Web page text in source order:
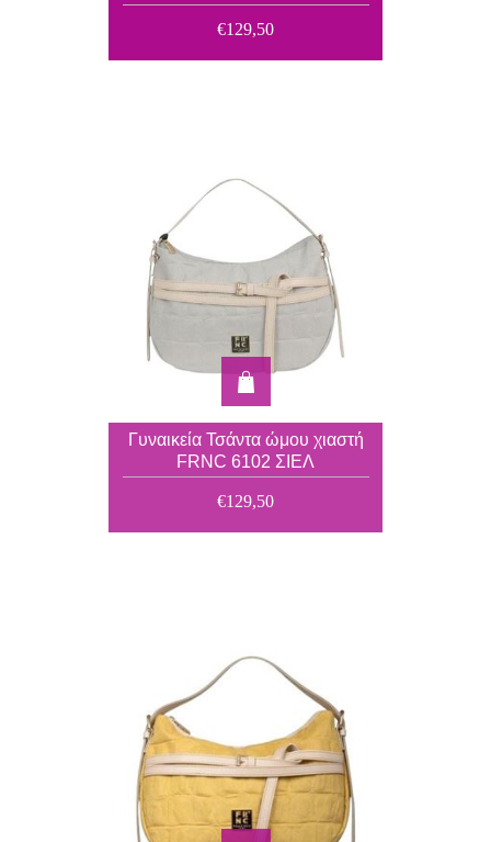
€129,50
Γυναικεία Τσάντα ώμου χιαστή
FRNC 6102 ΣΙΕΛ
€129,50